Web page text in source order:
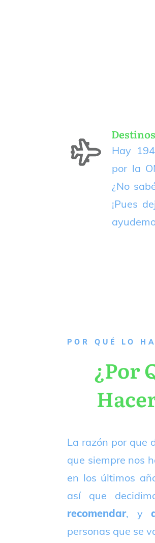
Destinos
Hay
por la
¿No
¡Pues
P OR QUÉ LO
¿Por
La razón por que
que siempre nos
en los últimos
así que
recomendar, y
personas que se